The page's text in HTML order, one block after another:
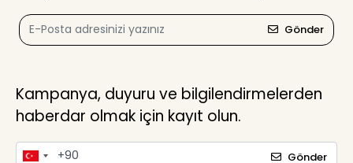
Gönder
Kampanya, duyuru ve bilgilendirmelerden
haberdar olmak için kayıt olun.
Gönder